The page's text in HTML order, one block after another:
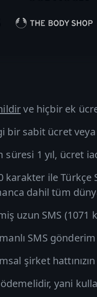
ve hiçbir ek
bir sabit ücret veya
süresi 1 yıl, ücret
karakter ileTürkçe
dahil tüm
uzun SMS (1071
SMS
şirket hattınızın
ödemelidir, yani